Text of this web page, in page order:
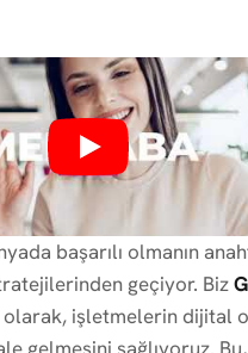
başarılı olmanın
geçiyor. Biz
olarak, işletmelerin dijital